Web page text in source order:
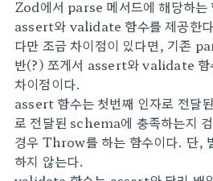
Zod에서 parse 메서드에 해당하
assert와 validate 함수를 제공한
다만 조금 차이점이 있다면, 기존
반(?) 쪼게서 assert와 validate 함
차이점이다.
assert 함수는 첫번째 인자로 전달
로 전달된 schema에 충족하는지
경우 Throw를 하는 함수이다. 단,
하지 않는다.